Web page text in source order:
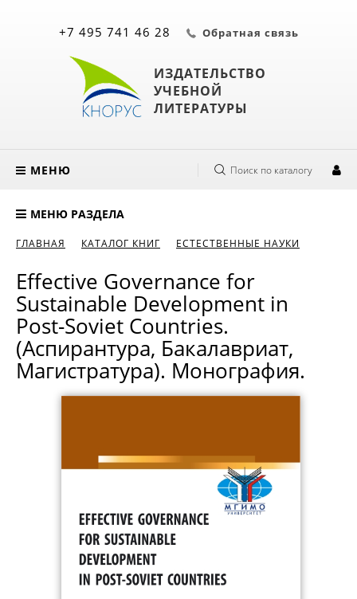
ИЗДАТЕЛЬСТВО
УЧЕБНОЙ
ЛИТЕРАТУРЫ
+7 495 741 46 28 Обратная связь
МЕНЮ Поиск по каталогу
МЕНЮ РАЗДЕЛА
ГЛАВНАЯ КАТАЛОГ КНИГ ЕСТЕСТВЕННЫЕ НАУКИ
Effective Governance for
Sustainable Development in
Post-Soviet Countries.
(Аспирантура, Бакалавриат,
Магистратура). Монография.